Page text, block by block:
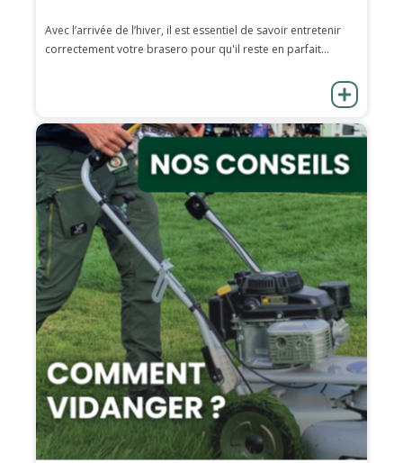
Avec l’arrivée de l’hiver, il est essentiel de savoir entretenir
correctement votre brasero pour qu'il reste en parfait...